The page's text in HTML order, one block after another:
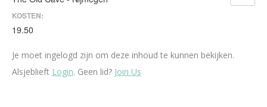
KOSTEN:
19.50
Je moet ingelogd zijn om deze inhoud te kunnen bekijken.
Alsjeblieft Login. Geen lid? Join Us